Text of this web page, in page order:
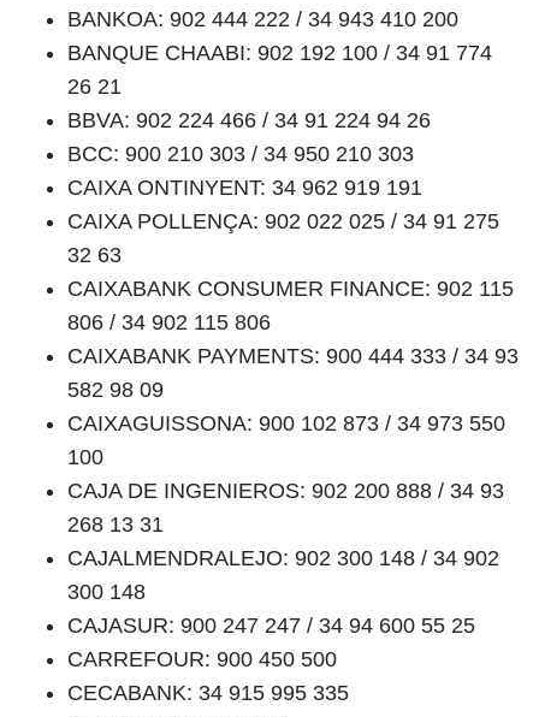
BANKOA: 902 444 222 / 34 943 410 200
BANQUE CHAABI: 902 192 100 / 34 91 774
26 21
BBVA: 902 224 466 / 34 91 224 94 26
BCC: 900 210 303 / 34 950 210 303
CAIXA ONTINYENT: 34 962 919 191
CAIXA POLLENÇA: 902 022 025 / 34 91 275
32 63
CAIXABANK CONSUMER FINANCE: 902 115
806 / 34 902 115 806
CAIXABANK PAYMENTS: 900 444 333 / 34 93
582 98 09
CAIXAGUISSONA: 900 102 873 / 34 973 550
100
CAJA DE INGENIEROS: 902 200 888 / 34 93
268 13 31
CAJALMENDRALEJO: 902 300 148 / 34 902
300 148
CAJASUR: 900 247 247 / 34 94 600 55 25
CARREFOUR: 900 450 500
CECABANK: 34 915 995 335